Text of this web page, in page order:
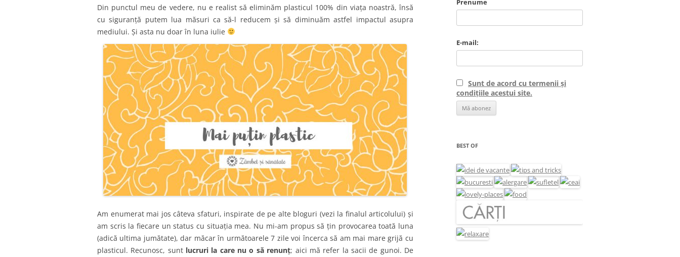
Din punctul meu de vedere, nu e realist să eliminăm plasticul 100% din viața noastră, însă
cu siguranță putem lua măsuri ca să-l reducem și să diminuăm astfel impactul asupra
mediului. Și asta nu doar în luna iulie
Am enumerat mai jos câteva sfaturi, inspirate de pe alte bloguri (vezi la finalul articolului) și
am scris la fiecare un status cu situația mea. Nu mi-am propus să țin provocarea toată luna
(adică ultima jumătate), dar măcar în următoarele 7 zile voi încerca să am mai mare grijă cu
plasticul. Recunosc, sunt lucruri la care nu o să renunț; aici mă refer la sacii de gunoi. De
Prenume
E-mail:
Sunt de acord cu termenii și
condițiile acestui site.
BEST OF